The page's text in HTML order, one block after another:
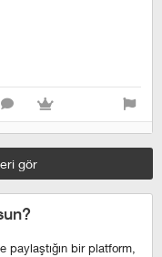
gör
bir platform,